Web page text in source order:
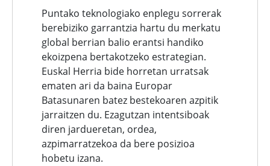
Puntako teknologiako enplegu sorrerak
berebiziko garrantzia hartu du merkatu
global berrian balio erantsi handiko
ekoizpena bertakotzeko estrategian.
Euskal Herria bide horretan urratsak
ematen ari da baina Europar
Batasunaren batez bestekoaren azpitik
jarraitzen du. Ezagutzan intentsiboak
diren jardueretan, ordea,
azpimarratzekoa da bere posizioa
hobetu izana.